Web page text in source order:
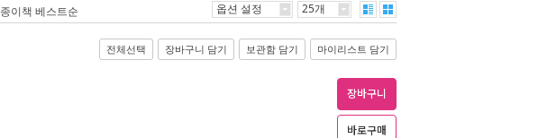
종이책 베스트순 옵션 설정 25개
전체선택 장바구니 담기 보관함 담기 마이리스트 담기
장바구니
바로구매